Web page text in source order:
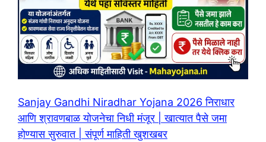
Sanjay Gandhi Niradhar Yojana 2026 निराधार
आणि श्रावणबाळ योजनेचा निधी मंजूर | खात्यात पैसे जमा
होण्यास सुरुवात | संपूर्ण माहिती खुशखबर